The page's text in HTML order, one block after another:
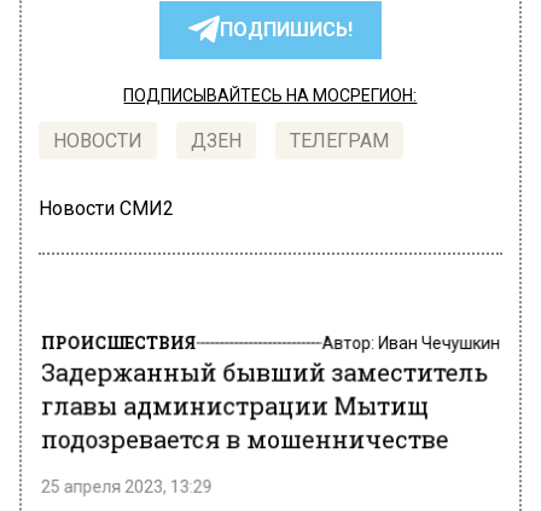
ПОДПИШИСЬ!
ПОДПИСЫВАЙТЕСЬ НА МОСРЕГИОН:
НОВОСТИ ДЗЕН ТЕЛЕГРАМ
Новости СМИ2
ПРОИСШЕСТВИЯ Автор:Иван Чечушкин
Задержанный бывший заместитель
главы администрации Мытищ
подозревается в мошенничестве
25 апреля 2023, 13:29